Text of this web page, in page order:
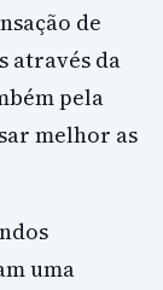
de
através da
pela
melhor as
uma